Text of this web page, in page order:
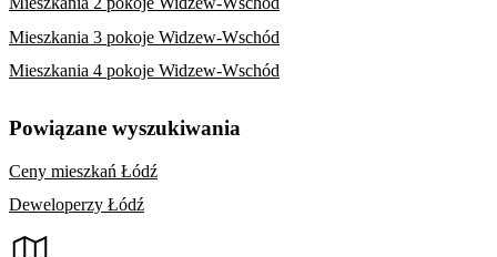
Mieszkania 3 pokoje Widzew-Wschód
Mieszkania 4 pokoje Widzew-Wschód
Powiązane wyszukiwania
Ceny mieszkań Łódź
Deweloperzy Łódź